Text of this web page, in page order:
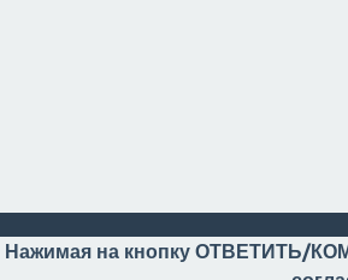
Нажимая на кнопку ОТВЕТИТЬ/